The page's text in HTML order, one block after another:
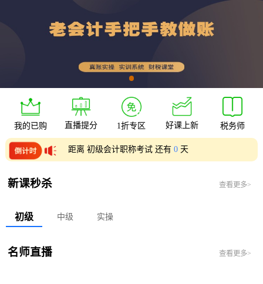
我的已购 直播提分 1折专区 好课上新 税务师
距离 初级会计职称考试 还有0 天
新课秒杀 查看更多>
初级 中级 实操
名师直播 查看更多>